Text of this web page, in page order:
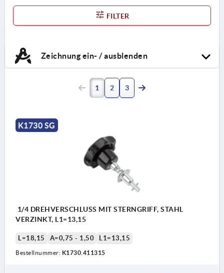
FILTER
Zeichnung ein- / ausblenden
1 2 3
K1730 SG
1/4 DREHVERSCHLUSS MIT STERNGRIFF, STAHL
VERZINKT, L1=13,15
L=18,15 A=0,75 - 1,50 L1=13,15
Bestellnummer: K1730.411315